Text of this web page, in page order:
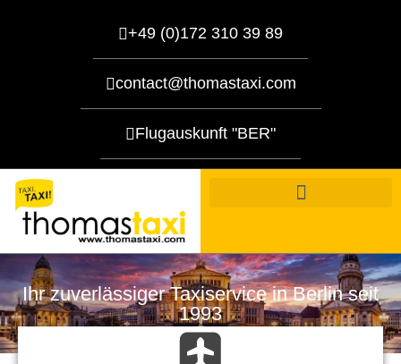
+49 (0)172 310 39 89
contact@thomastaxi.com
Flugauskunft "BER"
Ihr zuverlässiger Taxiservice in Berlin seit
1993